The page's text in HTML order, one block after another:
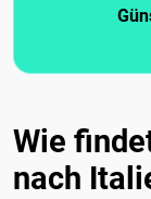
Wie
nach